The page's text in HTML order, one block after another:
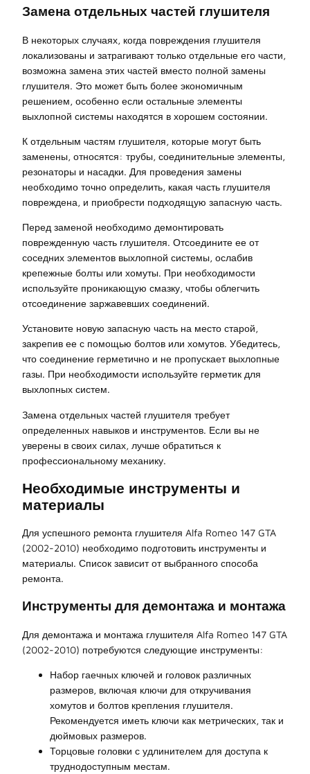
Замена отдельных частей глушителя
В некоторых случаях, когда повреждения глушителя
локализованы и затрагивают только отдельные его части,
возможна замена этих частей вместо полной замены
глушителя. Это может быть более экономичным
решением, особенно если остальные элементы
выхлопной системы находятся в хорошем состоянии.
К отдельным частям глушителя, которые могут быть
заменены, относятся: трубы, соединительные элементы,
резонаторы и насадки. Для проведения замены
необходимо точно определить, какая часть глушителя
повреждена, и приобрести подходящую запасную часть.
Перед заменой необходимо демонтировать
поврежденную часть глушителя. Отсоедините ее от
соседних элементов выхлопной системы, ослабив
крепежные болты или хомуты. При необходимости
используйте проникающую смазку, чтобы облегчить
отсоединение заржавевших соединений.
Установите новую запасную часть на место старой,
закрепив ее с помощью болтов или хомутов. Убедитесь,
что соединение герметично и не пропускает выхлопные
газы. При необходимости используйте герметик для
выхлопных систем.
Замена отдельных частей глушителя требует
определенных навыков и инструментов. Если вы не
уверены в своих силах, лучше обратиться к
профессиональному механику.
Необходимые инструменты и
материалы
Для успешного ремонта глушителя Alfa Romeo 147 GTA
(2002-2010) необходимо подготовить инструменты и
материалы. Список зависит от выбранного способа
ремонта.
Инструменты для демонтажа и монтажа
Для демонтажа и монтажа глушителя Alfa Romeo 147 GTA
(2002-2010) потребуются следующие инструменты:
Набор гаечных ключей и головок различных
размеров, включая ключи для откручивания
хомутов и болтов крепления глушителя.
Рекомендуется иметь ключи как метрических, так и
дюймовых размеров.
Торцовые головки с удлинителем для доступа к
труднодоступным местам.